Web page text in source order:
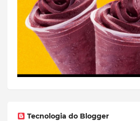
Tecnologia do Blogger